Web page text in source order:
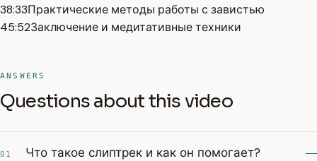
38:33Практические методы работы с завистью
45:52Заключение и медитативные техники
ANSWERS
Questions about this video
01 Что такое слиптрек и как он помогает?